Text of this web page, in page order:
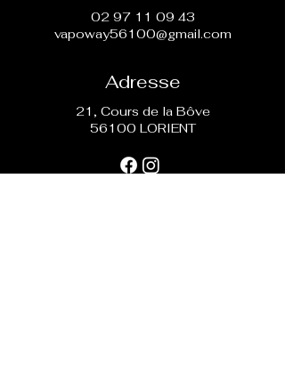
02 97 11 09 43
vapoway56100@gmail.com
Adresse
21, Cours de la Bôve
56100 LORIENT